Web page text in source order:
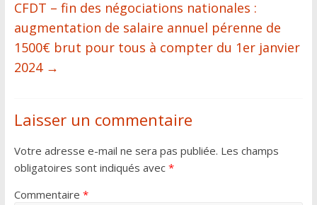
CFDT – fin des négociations nationales :
augmentation de salaire annuel pérenne de
1500€ brut pour tous à compter du 1er janvier
2024 →
Laisser un commentaire
Votre adresse e-mail ne sera pas publiée. Les champs
obligatoires sont indiqués avec *
Commentaire *